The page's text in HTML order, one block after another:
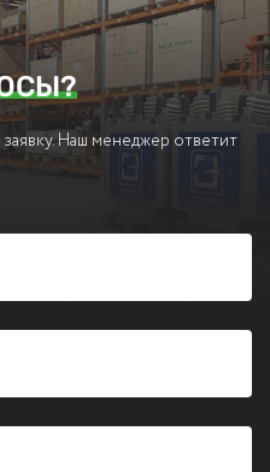
Наш менеджер ответит